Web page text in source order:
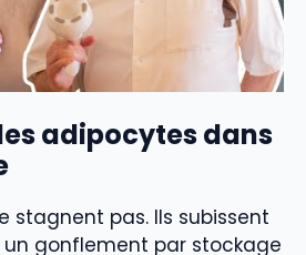
adipocytes dans
stagnent pas. Ils subissent
un gonflement par stockage